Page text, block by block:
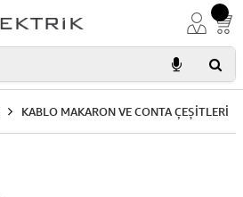
KABLO MAKARON VE CONTA ÇEŞİTLERİ